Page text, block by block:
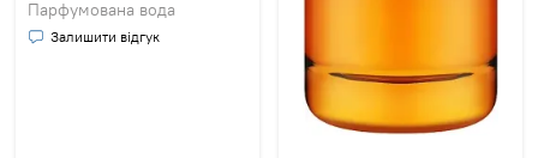
Парфумована вода
Залишити відгук